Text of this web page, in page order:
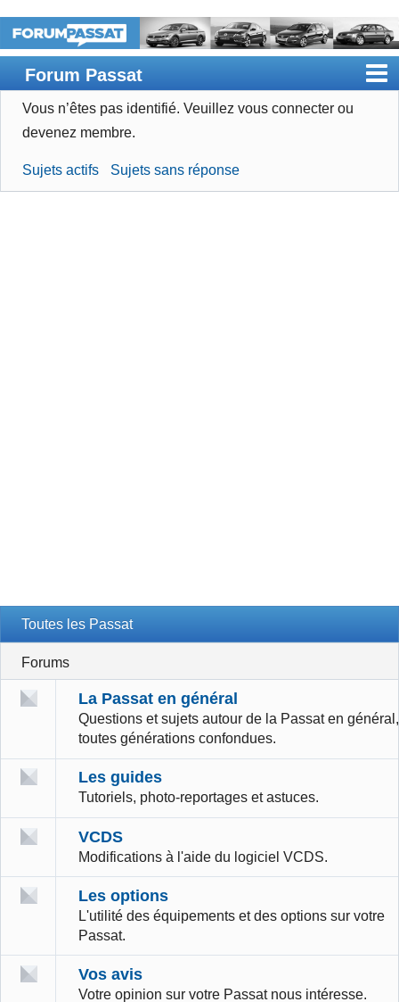
Forum Passat
Accueil
Devenir membre
Vous n’êtes pas identifié. Veuillez vous connecter ou
devenez membre.
Sujets actifs Sujets sans réponse
Toutes les Passat
Forums
La Passat en général
Questions et sujets autour de la Passat en général,
toutes générations confondues.
Les guides
Tutoriels, photo-reportages et astuces.
VCDS
Modifications à l'aide du logiciel VCDS.
Les options
L'utilité des équipements et des options sur votre
Passat.
Vos avis
Votre opinion sur votre Passat nous intéresse.